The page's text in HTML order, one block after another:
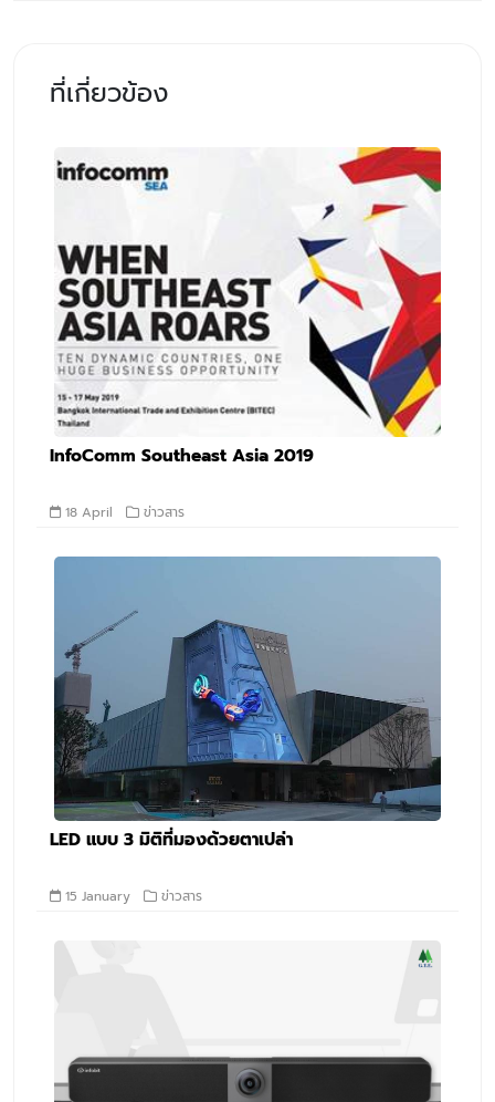
ที่เกี่ยวข้อง
InfoComm Southeast Asia 2019
18 April ข่าวสาร
LED แบบ 3 มิติที่มองด้วยตาเปล่า
15 January ข่าวสาร